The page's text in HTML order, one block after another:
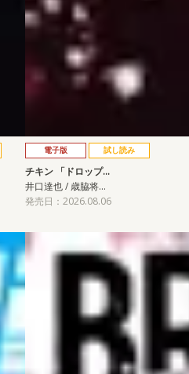
電子版 試し読み
チキン 「ドロップ…
井口達也 / 歳脇将…
発売日：2026.08.06